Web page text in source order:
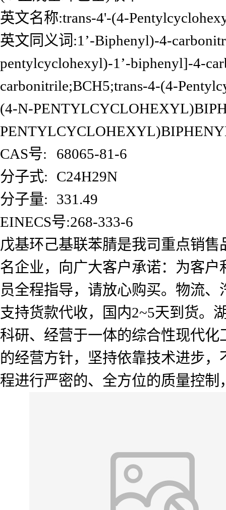
英文名称:trans-4'-(4-
英文同义词:1’-Biphenyl)-4-
pentylcyclohexyl)-1’-biphenyl]-4-
carbonitrile;BCH5;trans-4-(4-
(4-N-
CAS号:
68065-81-6
分子式:
C24H29N
分子量:
331.49
EINECS号:268-333-6
戊基环己基联苯腈是我司重点销
名企业，向广大客户承诺：为客
员全程指导，请放心购买。物流
支持货款代收，国内2~5天到货。
科研、经营于一体的综合性现代
的经营方针，坚持依靠技术进步
程进行严密的、全方位的质量控